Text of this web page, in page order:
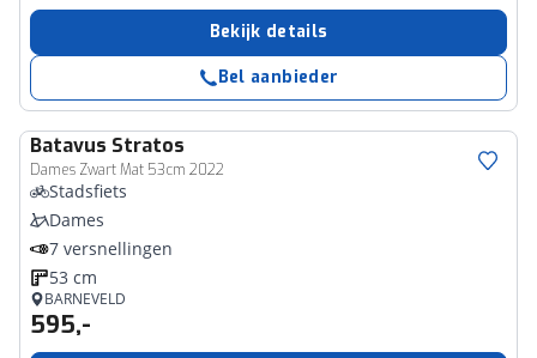
Bekijk details
Bel aanbieder
Batavus Stratos
Dames Zwart Mat 53cm 2022
Stadsfiets
Dames
7 versnellingen
53 cm
BARNEVELD
595,-